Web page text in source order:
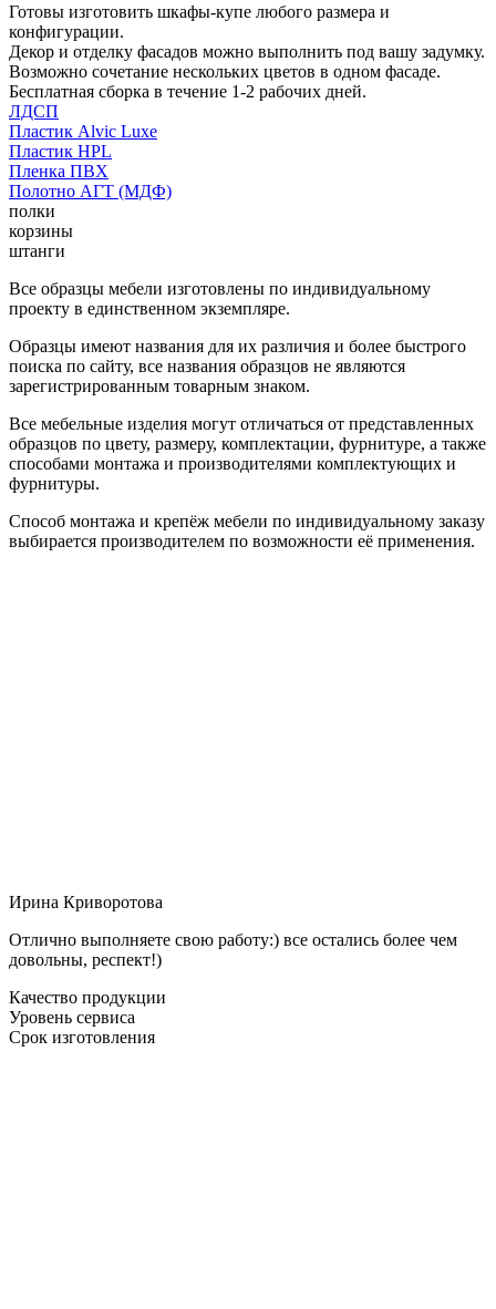
Готовы изготовить шкафы-купе любого размера и
конфигурации.
Декор и отделку фасадов можно выполнить под вашу задумку.
Возможно сочетание нескольких цветов в одном фасаде.
Бесплатная сборка в течение 1-2 рабочих дней.
ЛДСП
Пластик Alvic Luxe
Пластик HPL
Пленка ПВХ
Полотно АГТ (МДФ)
полки
корзины
штанги
Все образцы мебели изготовлены по индивидуальному
проекту в единственном экземпляре.
Образцы имеют названия для их различия и более быстрого
поиска по сайту, все названия образцов не являются
зарегистрированным товарным знаком.
Все мебельные изделия могут отличаться от представленных
образцов по цвету, размеру, комплектации, фурнитуре, а также
способами монтажа и производителями комплектующих и
фурнитуры.
Способ монтажа и крепёж мебели по индивидуальному заказу
выбирается производителем по возможности её применения.
Ирина Криворотова
Отлично выполняете свою работу:) все остались более чем
довольны, респект!)
Качество продукции
Уровень сервиса
Срок изготовления